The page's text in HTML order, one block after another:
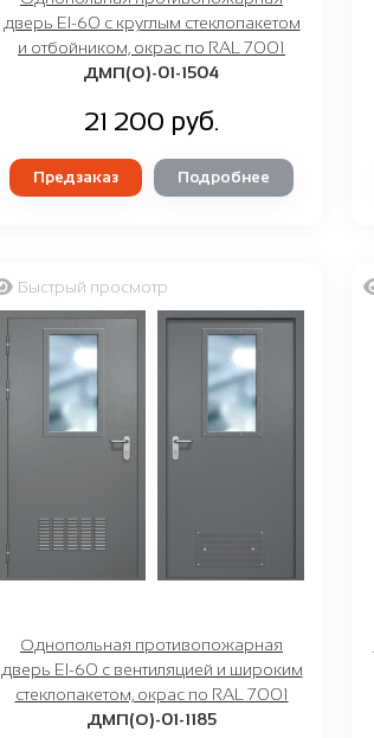
дверь EI-60 с круглым стеклопакетом
и отбойником, окрас по RAL 7001
ДМП(О)-01-1504
21 200 руб.
Предзаказ Подробнее
Быстрый просмотр
Однопольная противопожарная
дверь EI-60 с вентиляцией и широким
стеклопакетом, окрас по RAL 7001
ДМП(О)-01-1185